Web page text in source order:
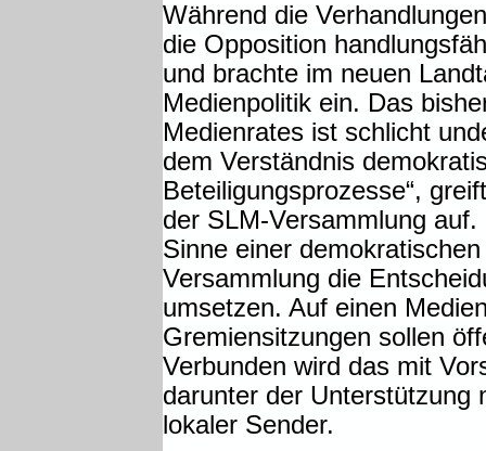
Während die
die Opposition
und brachte im neuen
Medienpolitik ein. Das
Medienrates ist schlicht
dem Verständnis
Beteiligungsprozesse“,
der SLM-Versammlung
Sinne einer
Versammlung die
umsetzen. Auf einen
Gremiensitzungen sollen
Verbunden wird das mit
darunter der Unterstützung
lokaler Sender.